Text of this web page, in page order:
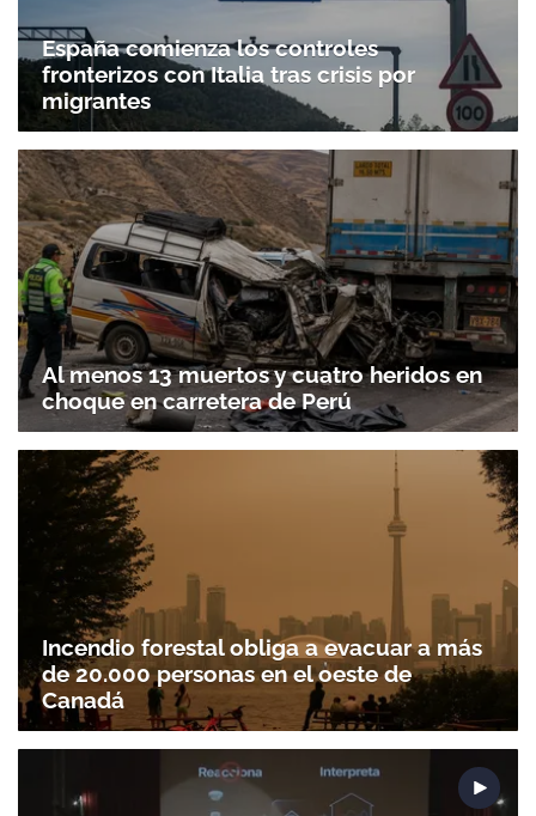
España comienza los controles
fronterizos con Italia tras crisis por
migrantes
Al menos 13 muertos y cuatro heridos en
choque en carretera de Perú
Incendio forestal obliga a evacuar a más
de 20.000 personas en el oeste de
Canadá